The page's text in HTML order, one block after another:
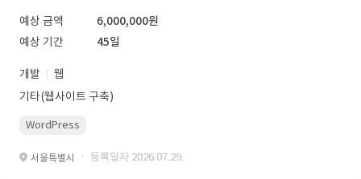
예상 금액
6,000,000원
예상 기간
45일
개발
웹
기타(웹사이트 구축)
WordPress
서울특별시 · 등록일자 2026.07.29.